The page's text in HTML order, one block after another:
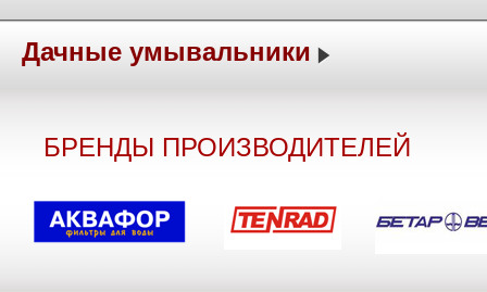
Дачные умывальники
БРЕНДЫ ПРОИЗВОДИТЕЛЕЙ